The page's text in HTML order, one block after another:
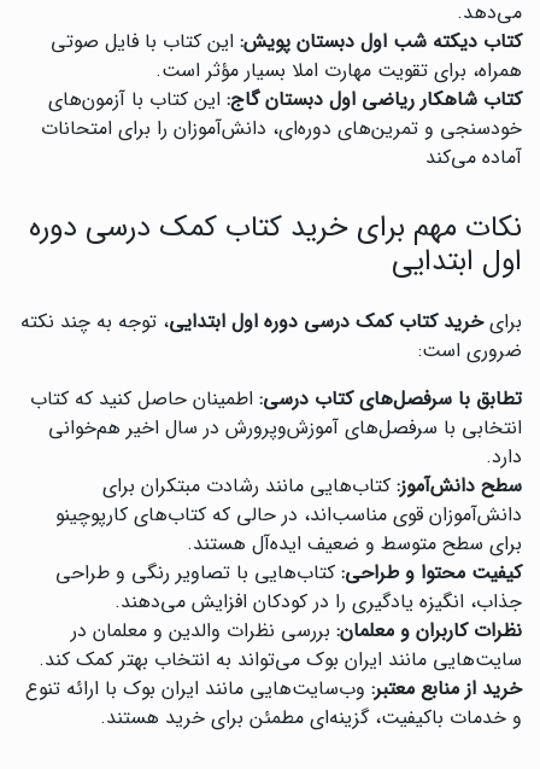
می‌دهد.
کتاب دیکته شب اول دبستان پویش: این کتاب با فایل صوتی
همراه، برای تقویت مهارت املا بسیار مؤثر است.
کتاب شاهکار ریاضی اول دبستان گاج: این کتاب با آزمون‌های
خودسنجی و تمرین‌های دوره‌ای، دانش‌آموزان را برای امتحانات
آماده می‌کند
نکات مهم برای خرید کتاب کمک درسی دوره
اول ابتدایی
برایخرید کتاب کمک درسی دوره اول ابتدایی، توجه به چند نکته
ضروری است:
تطابق با سرفصل‌های کتاب درسی: اطمینان حاصل کنید که کتاب
انتخابی با سرفصل‌های آموزش‌وپرورش در سال اخیر هم‌خوانی
دارد.
سطح دانش‌آموز: کتاب‌هایی مانند رشادت مبتکران برای
دانش‌آموزان قوی مناسب‌اند، در حالی که کتاب‌های کارپوچینو
برای سطح متوسط و ضعیف ایده‌آل هستند.
کیفیت محتوا و طراحی: کتاب‌هایی با تصاویر رنگی و طراحی
جذاب، انگیزه یادگیری را در کودکان افزایش می‌دهند.
نظرات کاربران و معلمان: بررسی نظرات والدین و معلمان در
سایت‌هایی مانند ایران بوک می‌تواند به انتخاب بهتر کمک کند.
خرید از منابع معتبر: وب‌سایت‌هایی مانند ایران بوک با ارائه تنوع
و خدمات باکیفیت، گزینه‌ای مطمئن برای خرید هستند.